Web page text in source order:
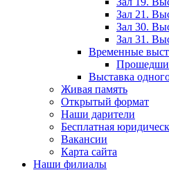
Зал 21.
Зал 30.
Зал 31.
Временные
Выставка
Живая память
Открытый формат
Наши дарители
Бесплатная
Вакансии
Карта сайта
Наши филиалы